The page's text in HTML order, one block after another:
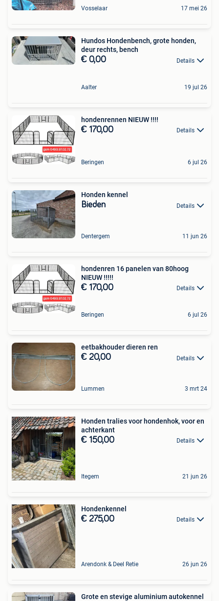
Vosselaar 17 mei 26
Hundos Hondenbench, grote honden,
deur rechts, bench
€ 0,00 Details
Aalter 19 jul 26
hondenrennen NIEUW !!!!
€ 170,00 Details
Beringen 6 jul 26
Honden kennel
Bieden Details
Dentergem 11 jun 26
hondenren 16 panelen van 80hoog
NIEUW !!!!!
€ 170,00 Details
Beringen 6 jul 26
eetbakhouder dieren ren
€ 20,00 Details
Lummen 3 mrt 24
Honden tralies voor hondenhok, voor en
achterkant
€ 150,00 Details
Itegem 21 jun 26
Hondenkennel
€ 275,00 Details
Arendonk & Deel Retie 26 jun 26
Grote en stevige aluminium autokennel